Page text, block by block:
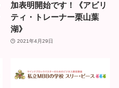
加表明開始です！《アビリ
ティ・トレーナー栗山葉
湖》
2021年4月29日